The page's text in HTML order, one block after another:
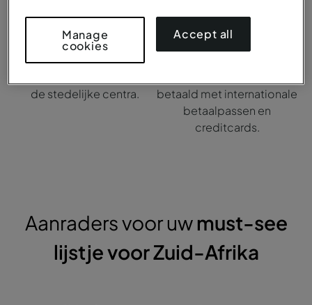
Het land heeft 11 voertalen,
waarbij Engels en Afrikaans
de stedelijke centra.
De officiële munteenheid
betaald met internationale
betaalpassen en
creditcards.
Aanraders voor uw must-see
lijstje voor Zuid-Afrika
Manage
cookies
Accept all